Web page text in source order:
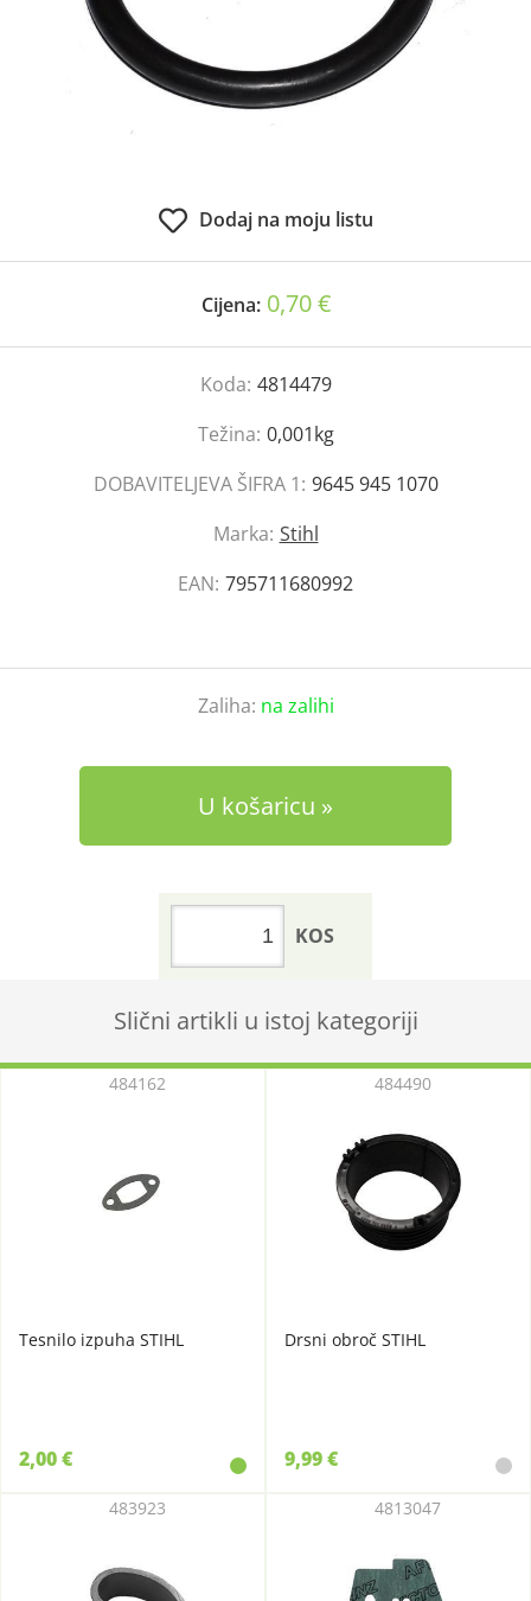
Dodaj na moju listu
Cijena: 0,70 €
Koda: 4814479
Težina: 0,001kg
DOBAVITELJEVA ŠIFRA 1: 9645 945 1070
Marka: Stihl
EAN: 795711680992
Zaliha: na zalihi
U košaricu
KOS
Slični artikli u istoj kategoriji
Tesnilo izpuha STIHL
484162
2,00 €
Drsni obroč STIHL
484490
9,99 €
483923 4813047